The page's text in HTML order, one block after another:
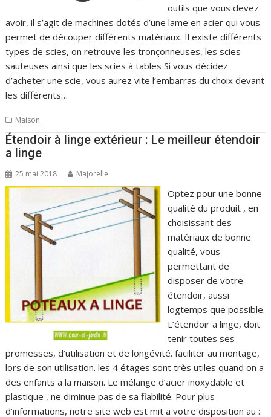
outils que vous devez
avoir, il s’agit de machines dotés d’une lame en acier qui vous
permet de découper différents matériaux. Il existe différents
types de scies, on retrouve les tronçonneuses, les scies
sauteuses ainsi que les scies à tables Si vous décidez
d’acheter une scie, vous aurez vite l’embarras du choix devant
les différents…
Maison
Étendoir à linge extérieur : Le meilleur étendoir
a linge
25 mai 2018 Majorelle
Optez pour une bonne
qualité du produit , en
choisissant des
matériaux de bonne
qualité, vous
permettant de
disposer de votre
étendoir, aussi
logtemps que possible.
L’étendoir a linge, doit
tenir toutes ses
promesses, d’utilisation et de longévité. faciliter au montage,
lors de son utilisation. les 4 étages sont très utiles quand on a
des enfants a la maison. Le mélange d’acier inoxydable et
plastique , ne diminue pas de sa fiabilité. Pour plus
d’informations, notre site web est mit a votre disposition au :